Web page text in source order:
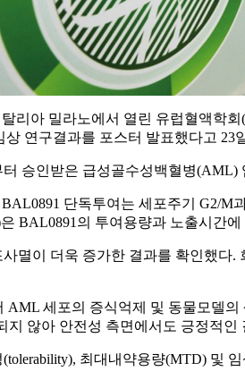
리아 밀라노에서 열린 유럽혈액학
연구결과를 포스터 발표했다고 23
승인받은 급성골수성백혈병(AML)
단독투여는 세포주기 G2/M
BAL0891의 투여용량과 노출시간에
멸이 더욱 증가한 결과를 확인했
세포의 증식억제 및 동물모델
않아 안전성 측면에서도 긍정적인
최대내약용량(MTD) 및